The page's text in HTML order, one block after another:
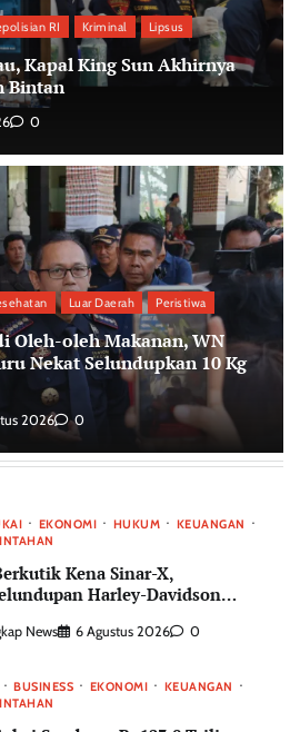
RI Kriminal Lipsus
Kapal King Sun Akhirnya
Bintan
0
Luar Daerah Peristiwa
Oleh-oleh Makanan, WN
Nekat Selundupkan 10 Kg
2026 0
EKONOMI HUKUM
KEUANGAN
Kena Sinar-X,
Harley-Davidson
Priok
News 6 Agustus 2026 0
BUSINESS EKONOMI
KEUANGAN